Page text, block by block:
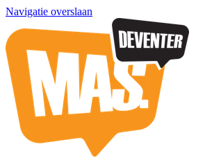
Navigatie overslaan